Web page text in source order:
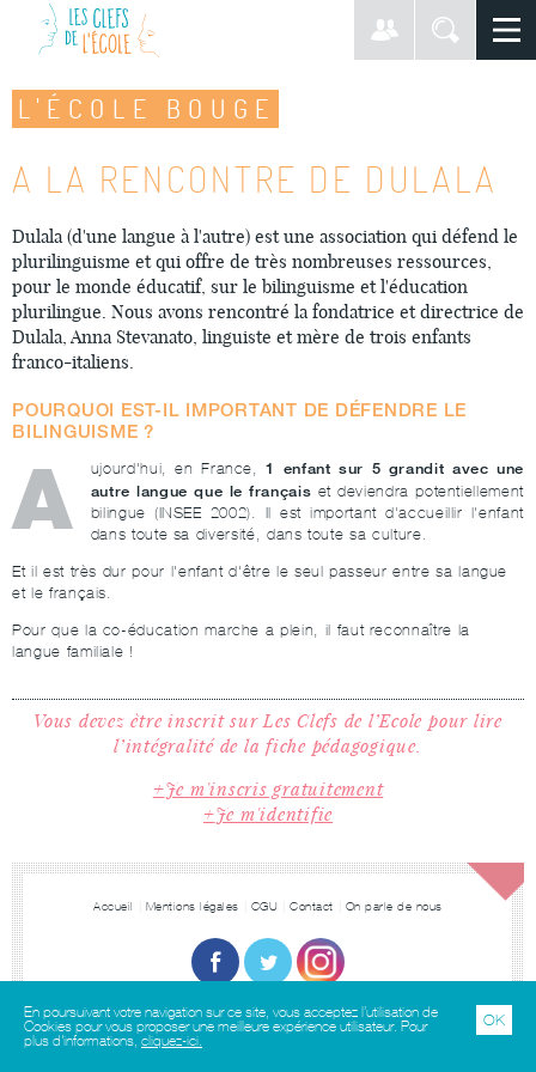
L'ÉCOLE BOUGE
A LA RENCONTRE DE DULALA
Dulala (d'une langue à l'autre) est une association qui défend le
plurilinguisme et qui offre de très nombreuses ressources,
pour le monde éducatif, sur le bilinguisme et l'éducation
plurilingue. Nous avons rencontré la fondatrice et directrice de
Dulala, Anna Stevanato, linguiste et mère de trois enfants
franco-italiens.
POURQUOI EST-IL IMPORTANT DE DÉFENDRE LE
BILINGUISME ?
A ujourd'hui, en France,1 enfant sur 5 grandit avec une
autre langue que le français et deviendra potentiellement
bilingue (INSEE 2002). Il est important d'accueillir l'enfant
dans toute sa diversité, dans toute sa culture.
Et il est très dur pour l'enfant d'être le seul passeur entre sa langue
et le français.
Pour que la co-éducation marche a plein, il faut reconnaître la
langue familiale !
Vous devez être inscrit sur Les Clefs de l’Ecole pour lire
l’intégralité de la fiche pédagogique.
Je m'inscris gratuitement
Je m'identifie
Accueil Mentions légales CGU Contact On parle de nous
Crédits :Algomatic
En poursuivant votre navigation sur ce site, vous acceptez l’utilisation de
Cookies pour vous proposer une meilleure expérience utilisateur. Pour
plus d'informations, cliquez-ici.
OK